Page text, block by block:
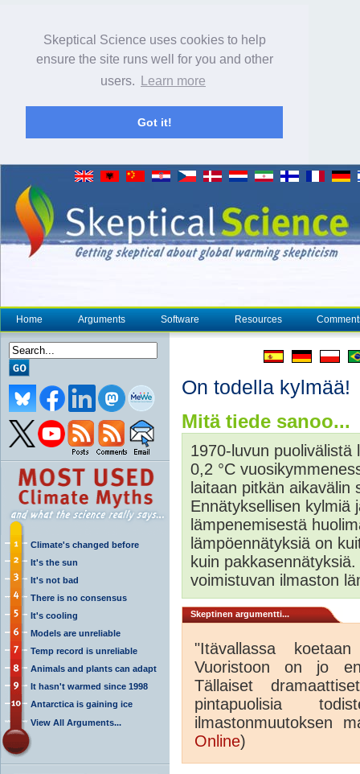
Skeptical Science uses cookies to help
ensure the site runs well for you and other
users.
Learn more
Got it!
Home Arguments Software Resources
Climate's changed before
It's the sun
It's not bad
There is no consensus
It's cooling
Models are unreliable
Temp record is unreliable
Animals and plants can adapt
It hasn't warmed since 1998
Antarctica is gaining ice
View All Arguments...
On todella kylmää!
Mitä tiede sanoo...
1970-luvun
0,2 °C
laitaan pitkän
Ennätyksellisen kylmiä
lämpenemisestä
lämpöennätyksiä on
kuin
voimistuvan ilmaston
Skeptinen argumentti...
"Itävallassa
Vuoristoon on jo
Tällaiset
pintapuolisia
ilmastonmuutoksen
Online)